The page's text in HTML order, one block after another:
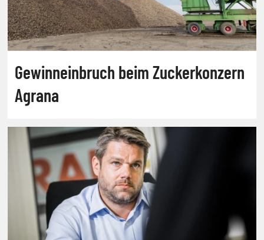
Gewinneinbruch beim Zuckerkonzern
Agrana